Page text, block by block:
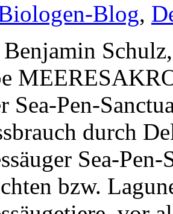
Blog,
Sea-Pen-
durch
Sea-
bzw.